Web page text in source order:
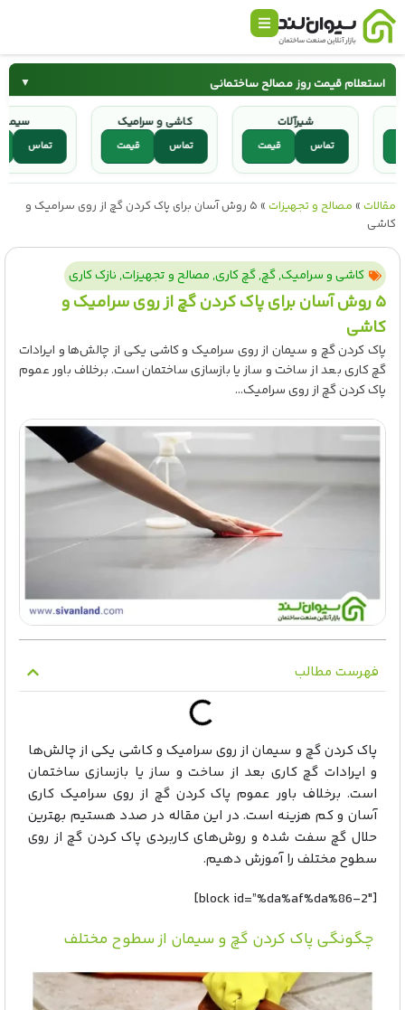
استعلام قیمت روز مصالح ساختمانی ▼
سیمان میلگرد
کاشی و سرامیک شیرآلات
کاشی و سرامیک شیرآلات
مقالات » مصالح و تجهیزات »
۵ روش آسان برای پاک کردن گچ از روی سرامیک و
کاشی
کاشی و سرامیک,گچ,گچ کاری,مصالح و تجهیزات,نازک کاری
۵ روش آسان برای پاک کردن گچ از روی سرامیک و
کاشی
پاک کردن گچ و سیمان از روی سرامیک و کاشی یکی از چالش‌ها و ایرادات
گچ کاری بعد از ساخت و ساز یا بازسازی ساختمان است. برخلاف باور عموم
پاک کردن گچ از روی سرامیک...
فهرست مطالب
پاک کردن گچ و سیمان از روی سرامیک و کاشی یکی از چالش‌ها
و ایرادات گچ کاری بعد از ساخت و ساز یا بازسازی ساختمان
است. برخلاف باور عموم پاک کردن گچ از روی سرامیک کاری
آسان و کم هزینه است. در این مقاله در صدد هستیم بهترین
حلال گچ سفت شده و روش‌های کاربردی پاک کردن گچ از روی
سطوح مختلف را آموزش دهیم.
[block id=”%da%af%da%86-2″]
چگونگی پاک کردن گچ و سیمان از سطوح مختلف